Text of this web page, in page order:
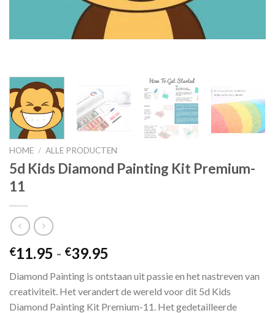
HOME / ALLE PRODUCTEN
5d Kids Diamond Painting Kit Premium-
11
€11.95 - €39.95
tot
€39.95
Diamond Painting is ontstaan ​​uit passie en het nastreven van
creativiteit. Het verandert de wereld voor dit 5d Kids
Diamond Painting Kit Premium-11. Het gedetailleerde